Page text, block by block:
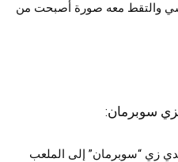
والتقط معه صورة أصبحت من
سوبرمان:
مشجع يرتدي زي “سوبرمان” إلى الملعب